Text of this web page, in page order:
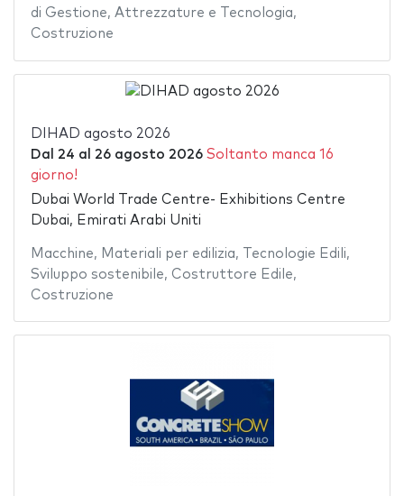
di Gestione, Attrezzature e Tecnologia,
Costruzione
DIHAD agosto 2026
Dal 24 al 26 agosto 2026 Soltanto manca 16
giorno!
Dubai World Trade Centre- Exhibitions Centre
Dubai, Emirati Arabi Uniti
Macchine, Materiali per edilizia, Tecnologie Edili,
Sviluppo sostenibile, Costruttore Edile,
Costruzione